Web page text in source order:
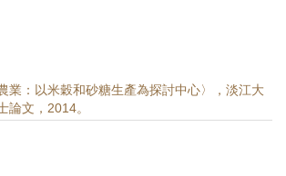
業：以米穀和砂糖生產為探討中心〉，淡江大
論文，2014。